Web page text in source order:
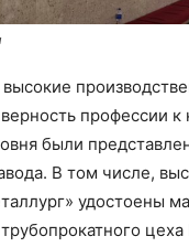
высокие
профессии к
были
В том числе,
удостоены